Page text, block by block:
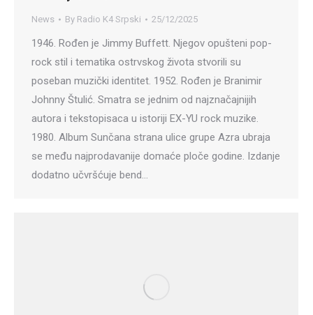
News By Radio K4 Srpski 25/12/2025
1946. Rođen je Jimmy Buffett. Njegov opušteni pop-
rock stil i tematika ostrvskog života stvorili su
poseban muzički identitet. 1952. Rođen je Branimir
Johnny Štulić. Smatra se jednim od najznačajnijih
autora i tekstopisaca u istoriji EX-YU rock muzike.
1980. Album Sunčana strana ulice grupe Azra ubraja
se među najprodavanije domaće ploče godine. Izdanje
dodatno učvršćuje bend…